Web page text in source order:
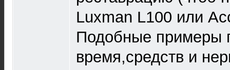
Luxman L100 или
Подобные примеры
время,средств и